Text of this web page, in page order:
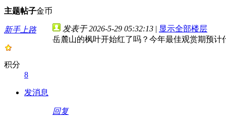
主题帖子金币
新手上路
积分
8
发消息
发表于 2026-5-29 05:32:13 | 显示全部楼层
岳麓山的枫叶开始红了吗？今年最佳观赏期预计
回复